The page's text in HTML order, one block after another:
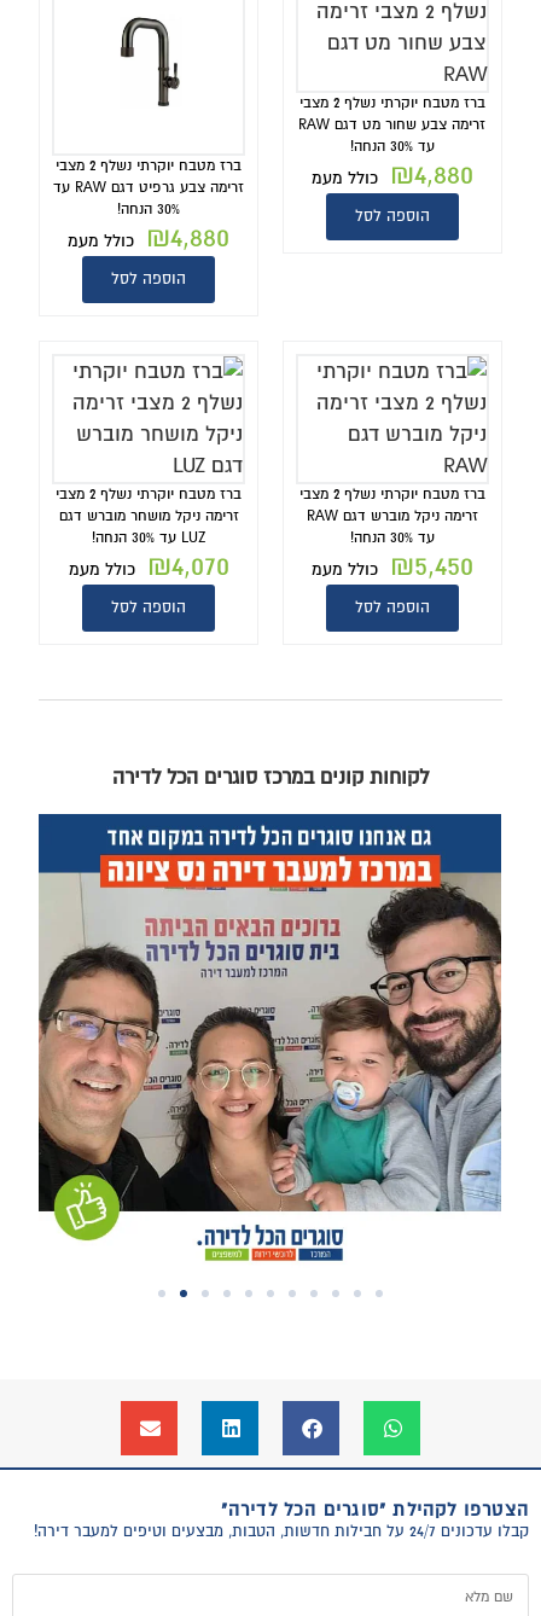
ברז מטבח יוקרתי נשלף 2 מצבי
זרימה צבע שחור מט דגם RAW
עד 30% הנחה!
₪4,880 כולל מעמ
הוספה לסל
ברז מטבח יוקרתי נשלף 2 מצבי
זרימה צבע גרפיט דגם RAW עד
30% הנחה!
₪4,880 כולל מעמ
הוספה לסל
ברז מטבח יוקרתי נשלף 2 מצבי
זרימה ניקל מוברש דגם RAW
עד 30% הנחה!
₪5,450 כולל מעמ
הוספה לסל
ברז מטבח יוקרתי נשלף 2 מצבי
זרימה ניקל מושחר מוברש דגם
LUZ עד 30% הנחה!
₪4,070 כולל מעמ
הוספה לסל
לקוחות קונים במרכז סוגרים הכל לדירה
הצטרפו לקהילת "סוגרים הכל לדירה"
קבלו עדכונים 24/7 על חבילות חדשות, הטבות, מבצעים וטיפים למעבר דירה!